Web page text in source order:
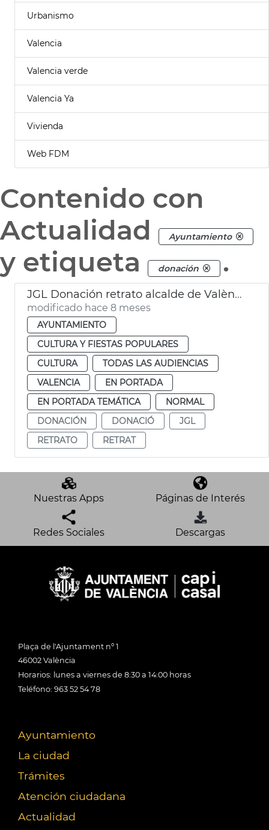
Urbanismo
Valencia
Valencia verde
Valencia Ya
Vivienda
Web FDM
Contenido con
Actualidad
Ayuntamiento
y etiqueta donación .
JGL Donación retrato alcalde de València
modificado hace 8 meses
AYUNTAMIENTO
CULTURA Y FIESTAS POPULARES
CULTURA
TODAS LAS AUDIENCIAS
VALENCIA
EN PORTADA
EN PORTADA TEMÁTICA
NORMAL
DONACIÓN
DONACIÓ
JGL
RETRATO
RETRAT
Nuestras Apps Páginas de Interés
Redes Sociales Descargas
Plaça de l'Ajuntament nº 1
46002 València
Horarios: lunes a viernes de 8:30 a 14:00 horas
Teléfono: 963 52 54 78
Ayuntamiento
La ciudad
Trámites
Atención ciudadana
Actualidad